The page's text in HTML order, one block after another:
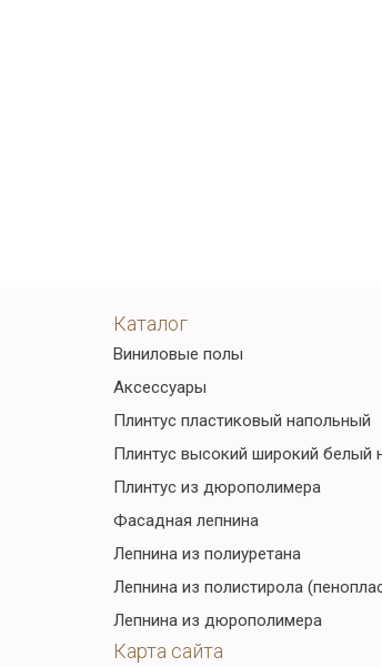
Каталог
Виниловые полы
Аксессуары
Плинтус пластиковый напольный
Плинтус высокий широкий белый
Плинтус из дюрополимера
Фасадная лепнина
Лепнина из полиуретана
Лепнина из полистирола
Лепнина из дюрополимера
Карта сайта